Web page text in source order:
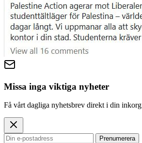
Missa inga viktiga nyheter
Få vårt dagliga nyhetsbrev direkt i din inkorg
Prenumerera